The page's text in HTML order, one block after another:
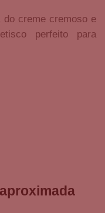
do creme cremoso e
perfeito para